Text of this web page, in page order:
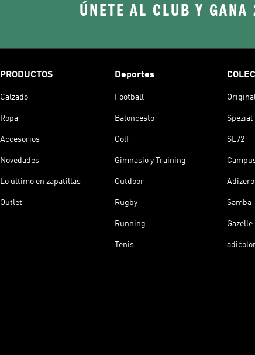
ÚNETE AL CLUB Y
PRODUCTOS
Calzado
Ropa
Accesorios
Novedades
Lo último en zapatillas
Outlet
Deportes
Football
Baloncesto
Golf
Gimnasio y Training
Outdoor
Rugby
Running
Tenis
Spezial
SL72
Adizero
Samba
Gazelle